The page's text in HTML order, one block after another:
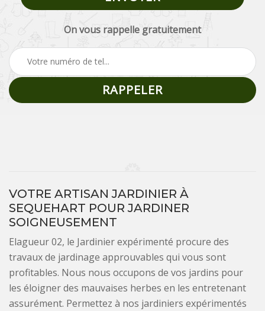
On vous rappelle gratuitement
VOTRE ARTISAN JARDINIER À
SEQUEHART POUR JARDINER
SOIGNEUSEMENT
Elagueur 02, le Jardinier expérimenté procure des
travaux de jardinage approuvables qui vous sont
profitables. Nous nous occupons de vos jardins pour
les éloigner des mauvaises herbes en les entretenant
assurément. Permettez à nos jardiniers expérimentés